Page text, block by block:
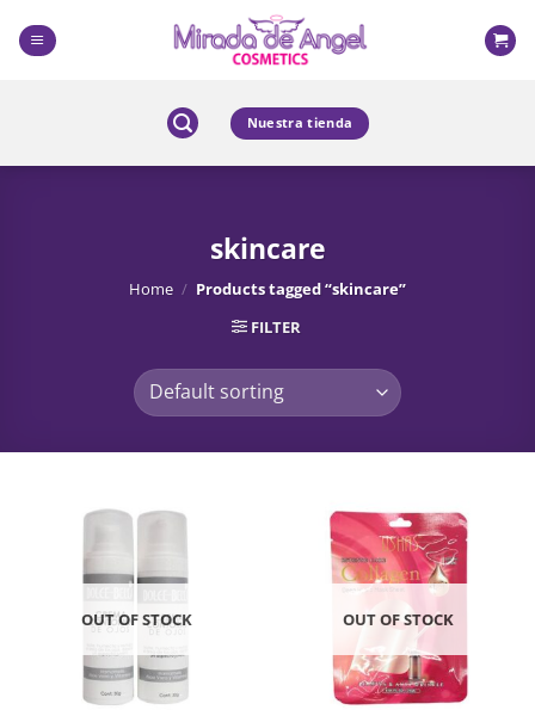
content
Nuestra tienda
skincare
Home / Products tagged “skincare”
FILTER
OUT OF STOCK OUT OF STOCK